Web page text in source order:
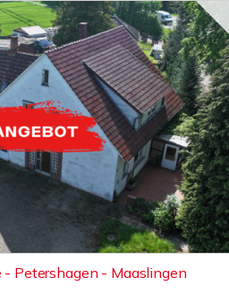
Petershagen - Maaslingen